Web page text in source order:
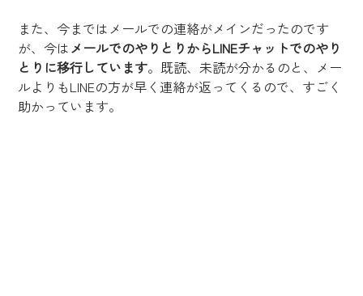
また、今まではメールでの連絡がメインだったのです
が、今はメールでのやりとりからLINEチャットでのやり
とりに移行しています。既読、未読が分かるのと、メー
ルよりもLINEの方が早く連絡が返ってくるので、すごく
助かっています。